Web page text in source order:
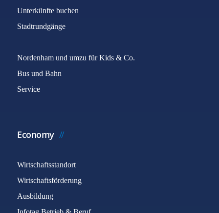
Unterkünfte buchen
Stadtrundgänge
Nordenham und umzu für Kids & Co.
Bus und Bahn
Service
Economy
Wirtschaftsstandort
Wirtschaftsförderung
Ausbildung